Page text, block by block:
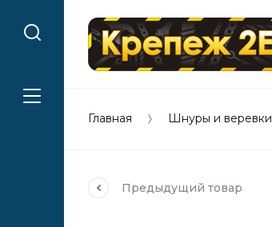
Главная Шнуры и веревки
Предыдущий товар